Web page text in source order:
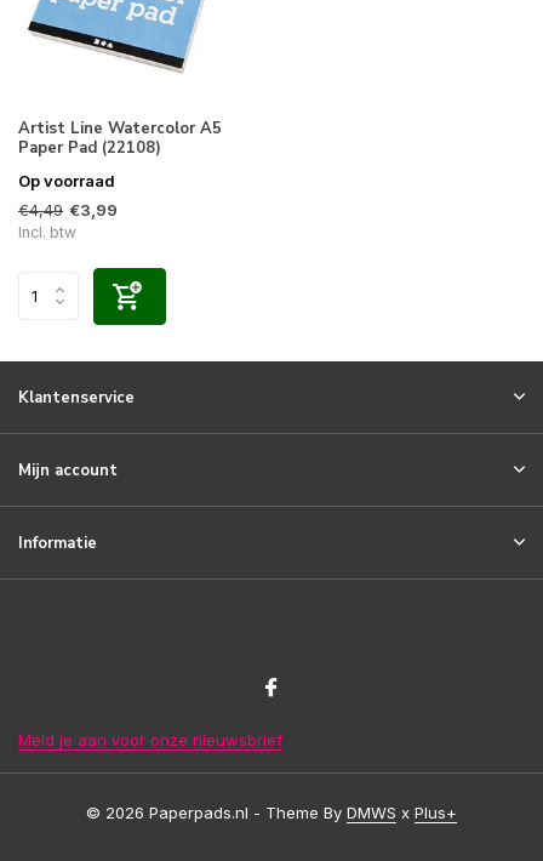
Artist Line Watercolor A5
Paper Pad (22108)
Op voorraad
€4,49 €3,99
Incl. btw
Klantenservice
Mijn account
Informatie
Meld je aan voor onze nieuwsbrief
© 2026 Paperpads.nl - Theme By DMWS x Plus+